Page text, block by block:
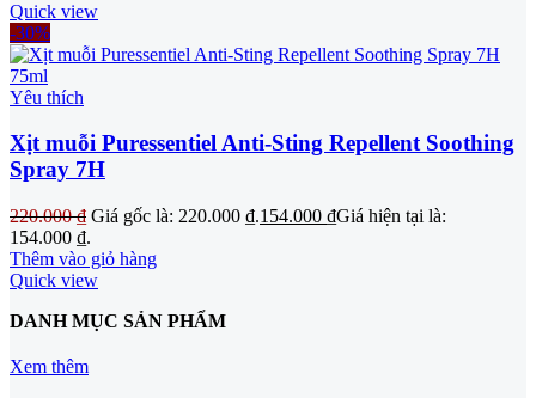
Quick view
-30%
Yêu thích
Xịt muỗi Puressentiel Anti-Sting Repellent Soothing
Spray 7H
220.000₫ Giá gốc là: 220.000 ₫.154.000 ₫Giá hiện tại là:
154.000 ₫.
Thêm vào giỏ hàng
Quick view
DANH MỤC SẢN PHẨM
Xem thêm